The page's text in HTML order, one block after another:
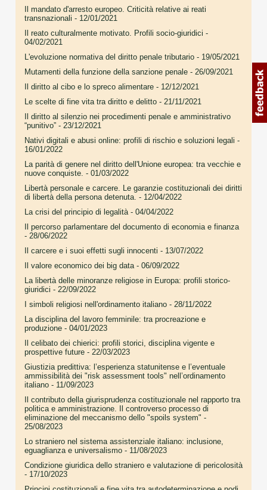
Il mandato d'arresto europeo. Criticità relative ai reati
transnazionali - 12/01/2021
Il reato culturalmente motivato. Profili socio-giuridici -
04/02/2021
L'evoluzione normativa del diritto penale tributario - 19/05/2021
Mutamenti della funzione della sanzione penale - 26/09/2021
Il diritto al cibo e lo spreco alimentare - 12/12/2021
Le scelte di fine vita tra diritto e delitto - 21/11/2021
Il diritto al silenzio nei procedimenti penale e amministrativo
“punitivo” - 23/12/2021
Nativi digitali e abusi online: profili di rischio e soluzioni legali -
16/01/2022
La parità di genere nel diritto dell'Unione europea: tra vecchie e
nuove conquiste. - 01/03/2022
Libertà personale e carcere. Le garanzie costituzionali dei diritti
di libertà della persona detenuta. - 12/04/2022
La crisi del principio di legalità- 04/04/2022
Il percorso parlamentare del documento di economia e finanza
- 28/06/2022
Il carcere e i suoi effetti sugli innocenti - 13/07/2022
Il valore economico dei big data- 06/09/2022
La libertà delle minoranze religiose in Europa: profili storico-
giuridici - 22/09/2022
I simboli religiosi nell'ordinamento italiano - 28/11/2022
La disciplina del lavoro femminile: tra procreazione e
produzione - 04/01/2023
Il celibato dei chierici: profili storici, disciplina vigente e
prospettive future - 22/03/2023
Giustizia predittiva: l’esperienza statunitense e l’eventuale
ammissibilità dei "risk assessment tools" nell’ordinamento
italiano - 11/09/2023
Il contributo della giurisprudenza costituzionale nel rapporto tra
politica e amministrazione. Il controverso processo di
eliminazione del meccanismo dello "spoils system" -
25/08/2023
Lo straniero nel sistema assistenziale italiano: inclusione,
eguaglianza e universalismo - 11/08/2023
Condizione giuridica dello straniero e valutazione di pericolosità
- 17/10/2023